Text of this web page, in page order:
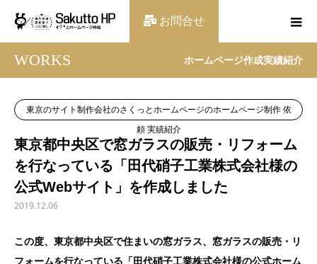
お問合せ
WORKS ホームページ作成実績紹介
東京のサイト制作会社のさくっとホームページのホームページ制作 依
頼 実績紹介
東京都中央区で窓ガラスの販売・リフォーム
を行なっている「田代硝子工業株式会社様の
公式Webサイト」を作成しました
2019.12.06
この度、東京都中央区で住まいの窓ガラス、窓ガラスの販売・リ
フォームを行なっている「田代硝子工業株式会社様の公式ホーム